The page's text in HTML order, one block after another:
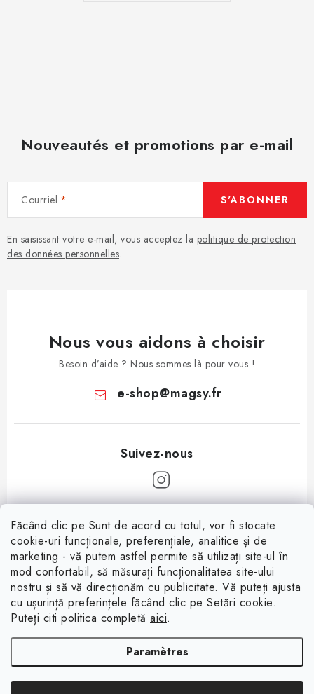
Făcând clic pe Sunt de acord cu totul, vor fi stocate
cookie-uri funcționale, preferențiale, analitice și de
marketing - vă putem astfel permite să utilizați site-ul în
mod confortabil, să măsurați funcționalitatea site-ului
nostru și să vă direcționăm cu publicitate. Vă puteți ajusta
cu ușurință preferințele făcând clic pe Setări cookie.
Puteți citi politica completă aici.
Paramètres
Nouveautés et promotions par e-mail
Courriel
En saisissant votre e-mail, vous acceptez la politique de protection
des données personnelles.
S'ABONNER
Nous vous aidons à choisir
Besoin d’aide ? Nous sommes là pour vous !
e-shop@magsy.fr
Informații pentru tine
À propos
Conditions de vente
Rétractation du contrat
Facebook
Copyright 2026Magsy.fr. Tous droits réservés.Modifier les paramètres des